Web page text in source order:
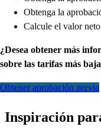
Obtenga la
Calcule el valor
¿Desea obtener más
sobre las tarifas más
Obtener aprobación previa
Inspiración